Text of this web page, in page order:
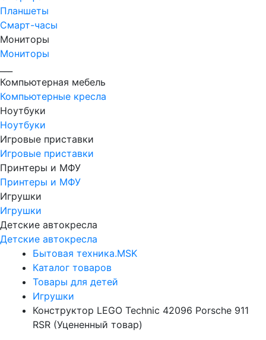
Планшеты
Смарт-часы
Мониторы
Мониторы
Компьютерная мебель
Компьютерные кресла
Ноутбуки
Ноутбуки
Игровые приставки
Игровые приставки
Принтеры и МФУ
Принтеры и МФУ
Игрушки
Игрушки
Детские автокресла
Детские автокресла
Бытовая техника.MSK
Каталог товаров
Товары для детей
Игрушки
Конструктор LEGO Technic 42096 Porsche 911
RSR (Уцененный товар)